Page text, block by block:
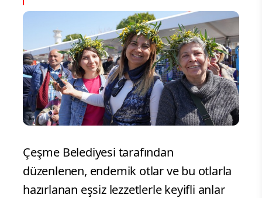
Çeşme Belediyesi tarafından
düzenlenen, endemik otlar ve bu otlarla
hazırlanan eşsiz lezzetlerle keyifli anlar